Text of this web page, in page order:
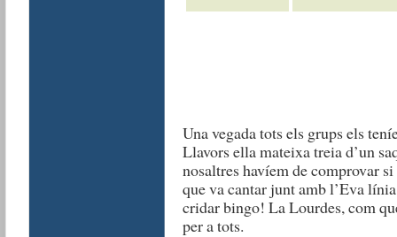
Una vegada tots els grups els
Llavors ella mateixa treia d’un
nosaltres havíem de comprovar
que va cantar junt amb l’Eva
cridar bingo! La Lourdes, com
per a tots.